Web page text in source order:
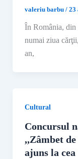
valeriu barbu / 23
În România, din
numai ziua
an,
Cultural
Concursul
,,Zâmbet
ajuns la